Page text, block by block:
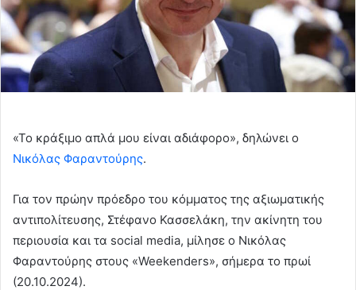
«Το κράξιμο απλά μου είναι αδιάφορο», δηλώνει ο
Νικόλας Φαραντούρης.
Για τον πρώην πρόεδρο του κόμματος της αξιωματικής
αντιπολίτευσης, Στέφανο Κασσελάκη, την ακίνητη του
περιουσία και τα social media, μίλησε ο Νικόλας
Φαραντούρης στους «Weekenders», σήμερα το πρωί
(20.10.2024).